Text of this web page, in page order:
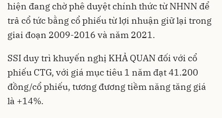
hiện đang chờ phê duyệt chính thức từ NHNN để
trả cổ tức bằng cổ phiếu từ lợi nhuận giữ lại trong
giai đoạn 2009-2016 và năm 2021.
SSI duy trì khuyến nghị KHẢ QUAN đối với cổ
phiếu CTG, với giá mục tiêu 1 năm đạt 41.200
đồng/cổ phiếu, tương đương tiềm năng tăng giá
là +14%.